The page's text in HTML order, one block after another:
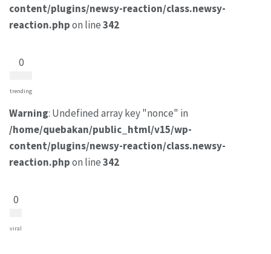
content/plugins/newsy-reaction/class.newsy-
reaction.phpon line342
0
trending
Warning: Undefined array key "nonce" in
/home/quebakan/public_html/v15/wp-
content/plugins/newsy-reaction/class.newsy-
reaction.phpon line342
0
viral